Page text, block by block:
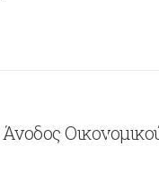
Άνοδος